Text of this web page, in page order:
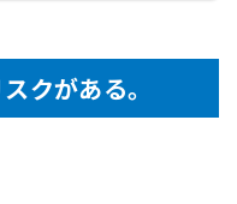
クがある。